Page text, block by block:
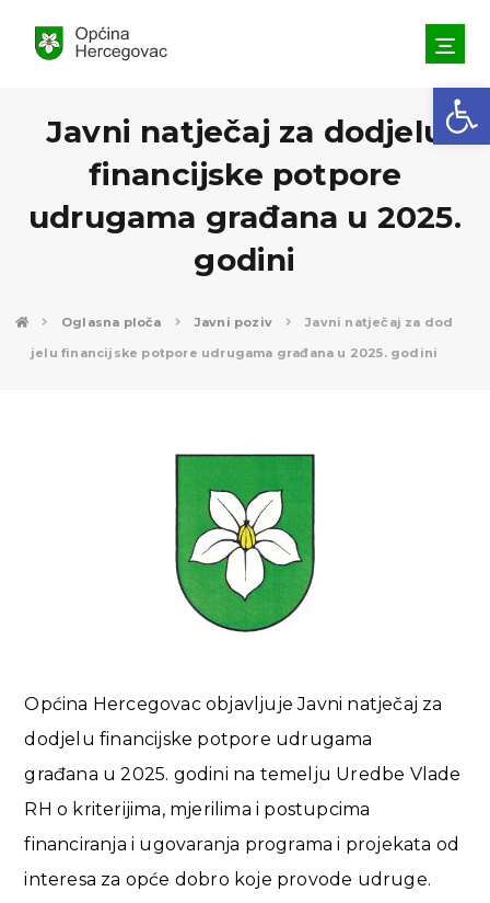
Open toolbar
Javni natječaj za dodjelu
financijske potpore
udrugama građana u 2025.
godini
Oglasna ploča Javni poziv
Javni natječaj za dod
jelu financijske potpore udrugama građana u 2025. godini
Općina Hercegovac objavljuje Javni natječaj za
dodjelu financijske potpore udrugama
građana u 2025. godini na temelju Uredbe Vlade
RH o kriterijima, mjerilima i postupcima
financiranja i ugovaranja programa i projekata od
interesa za opće dobro koje provode udruge.